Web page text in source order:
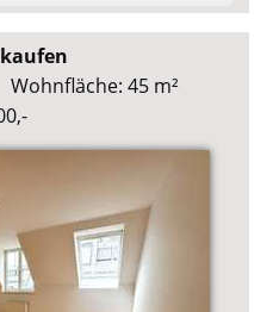
Wohnfläche: 45 m²